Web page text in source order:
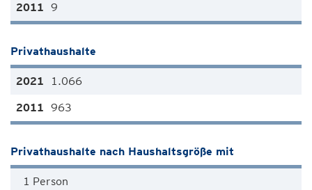
9
Privathaushalte
1.066
963
Privathaushalte nach Haushaltsgröße mit
1 Person